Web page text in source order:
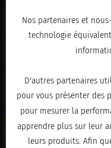
ÉCRIT LEJANVIER 3,
Nos partenaires et
technologie
D'autres partenaires
pour vous présenter des
pour mesurer la
apprendre plus sur leur
leurs produits. Afin